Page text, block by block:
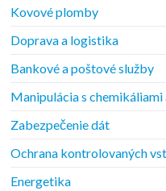
Kovové plomby
Doprava a logistika
Bankové a poštové služby
Manipulácia s
Zabezpečenie dát
Ochrana kontrolovaných
Energetika